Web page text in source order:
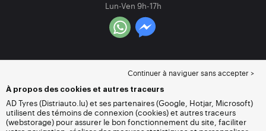
Lun-Ven 9h-17h
Continuer à naviguer sans accepter >
À propos des cookies et autres traceurs
AD Tyres (Distriauto.lu) et ses partenaires (Google, Hotjar, Microsoft)
utilisent des témoins de connexion (cookies) et autres traceurs
(webstorage) pour assurer le bon fonctionnement du site, faciliter